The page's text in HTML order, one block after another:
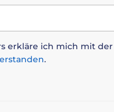
erkläre ich mich mit der
.